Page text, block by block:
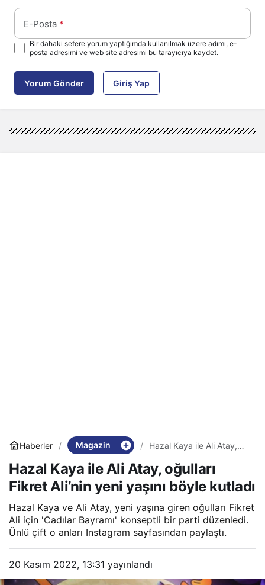
E-Posta *
Bir dahaki sefere yorum yaptığımda kullanılmak üzere adımı, e-
posta adresimi ve web site adresimi bu tarayıcıya kaydet.
Yorum Gönder Giriş Yap
Haberler Magazin
Hazal Kaya ile Ali Atay,
yaşını böyle kutladı
Hazal Kaya ile Ali Atay, oğulları
Fikret Ali’nin yeni yaşını böyle kutladı
Hazal Kaya ve Ali Atay, yeni yaşına giren oğulları Fikret
Ali için 'Cadılar Bayramı' konseptli bir parti düzenledi.
Ünlü çift o anları Instagram sayfasından paylaştı.
20 Kasım 2022, 13:31 yayınlandı